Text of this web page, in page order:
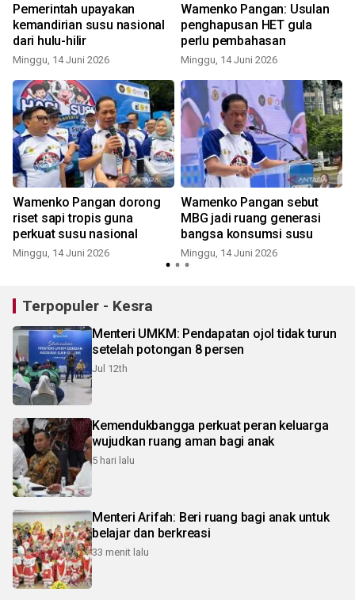
Pemerintah upayakan
kemandirian susu nasional
dari hulu-hilir
Minggu, 14 Juni 2026
Wamenko Pangan: Usulan
penghapusan HET gula
perlu pembahasan
Minggu, 14 Juni 2026
Wamenko Pangan dorong
riset sapi tropis guna
perkuat susu nasional
Minggu, 14 Juni 2026
Wamenko Pangan sebut
MBG jadi ruang generasi
bangsa konsumsi susu
Minggu, 14 Juni 2026
Terpopuler - Kesra
Menteri UMKM: Pendapatan ojol tidak turun
setelah potongan 8 persen
Jul 12th
Kemendukbangga perkuat peran keluarga
wujudkan ruang aman bagi anak
5 hari lalu
Menteri Arifah: Beri ruang bagi anak untuk
belajar dan berkreasi
33 menit lalu